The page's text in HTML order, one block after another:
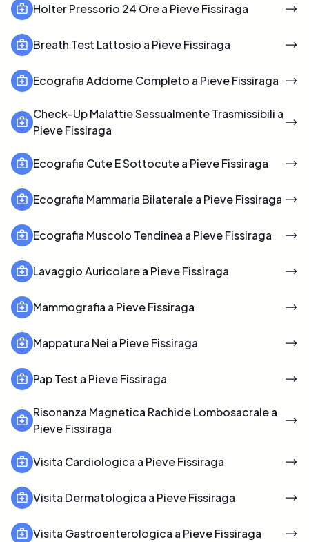
Holter Pressorio 24 Ore a Pieve Fissiraga
Breath Test Lattosio a Pieve Fissiraga
Ecografia Addome Completo a Pieve Fissiraga
Check-Up Malattie Sessualmente Trasmissibili a
Pieve Fissiraga
Ecografia Cute E Sottocute a Pieve Fissiraga
Ecografia Mammaria Bilaterale a Pieve Fissiraga
Ecografia Muscolo Tendinea a Pieve Fissiraga
Lavaggio Auricolare a Pieve Fissiraga
Mammografia a Pieve Fissiraga
Mappatura Nei a Pieve Fissiraga
Pap Test a Pieve Fissiraga
Risonanza Magnetica Rachide Lombosacrale a
Pieve Fissiraga
Visita Cardiologica a Pieve Fissiraga
Visita Dermatologica a Pieve Fissiraga
Visita Gastroenterologica a Pieve Fissiraga